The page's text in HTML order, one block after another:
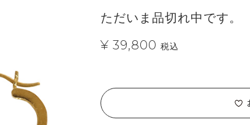
ただいま品切れ中です。
¥ 39,800 税込